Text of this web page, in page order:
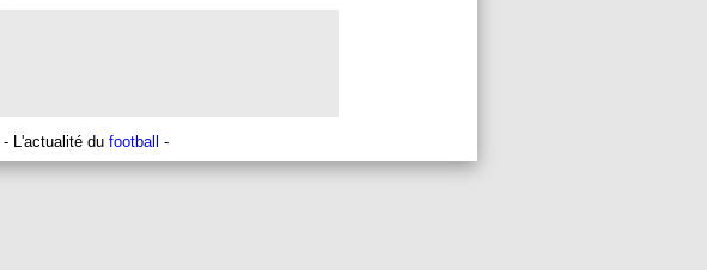
- L'actualité du football -